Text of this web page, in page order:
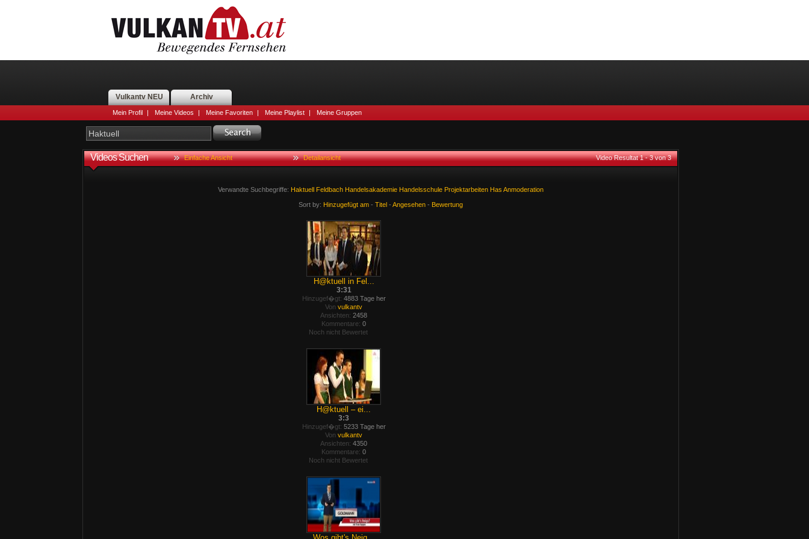
Vulkantv NEU Archiv
Mein Profil | Meine Videos | Meine Favoriten | Meine Playlist | Meine Gruppen
Videos Suchen Einfache Ansicht Detailansicht Video Resultat 1 - 3 von 3
Verwandte Suchbegriffe: Haktuell Feldbach Handelsakademie Handelsschule Projektarbeiten Has Anmoderation
Sort by: Hinzugefügt am - Titel - Angesehen - Bewertung
H@ktuell in Fel...
3:31
Hinzugef�gt: 4883 Tage her
Von vulkantv
Ansichten: 2458
Kommentare: 0
Noch nicht Bewertet
H@ktuell – ei...
3:3
Hinzugef�gt: 5233 Tage her
Von vulkantv
Ansichten: 4350
Kommentare: 0
Noch nicht Bewertet